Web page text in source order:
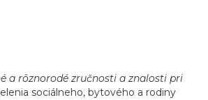
a rôznorodé zručnosti a znalosti pri
sociálneho, bytového a rodiny